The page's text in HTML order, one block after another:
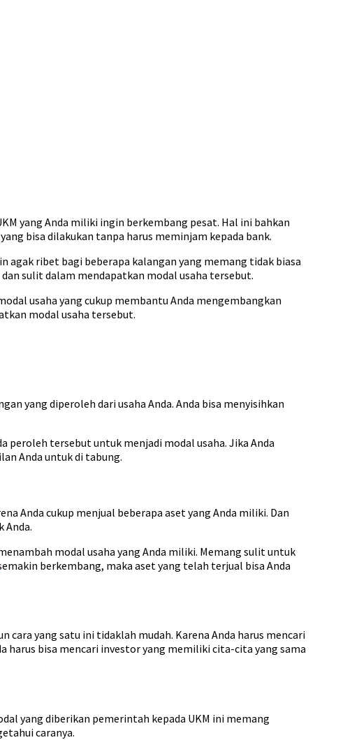
yang Anda miliki ingin berkembang pesat. Hal ini bahkan
bisa dilakukan tanpa harus meminjam kepada bank.
agak ribet bagi beberapa kalangan yang memang tidak biasa
sulit dalam mendapatkan modal usaha tersebut.
usaha yang cukup membantu Anda mengembangkan
modal usaha tersebut.
yang diperoleh dari usaha Anda. Anda bisa menyisihkan
peroleh tersebut untuk menjadi modal usaha. Jika Anda
Anda untuk di tabung.
Anda cukup menjual beberapa aset yang Anda miliki. Dan
Anda.
modal usaha yang Anda miliki. Memang sulit untuk
berkembang, maka aset yang telah terjual bisa Anda
cara yang satu ini tidaklah mudah. Karena Anda harus mencari
harus bisa mencari investor yang memiliki cita-cita yang sama
yang diberikan pemerintah kepada UKM ini memang
caranya.